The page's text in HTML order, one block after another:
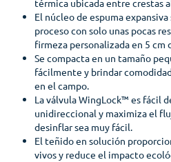
térmica ubicada entre crestas
El núcleo de espuma
proceso con solo unas pocas
firmeza personalizada en 5 cm
Se compacta en un tamaño
fácilmente y brindar
en el campo.
La válvula WingLock™ es fácil
unidireccional y maximiza el
desinflar sea muy fácil.
El teñido en solución
vivos y reduce el impacto